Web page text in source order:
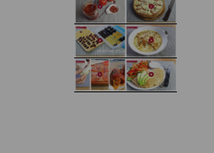
Domowy ketchup (bez
cukru)
Tarta francuska z
cebulą i pomidorem
Domowe żelki
Zupa kurkowa z
selerem i pietruszką